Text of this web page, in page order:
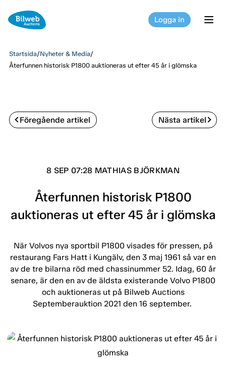
Logga in
Startsida/Nyheter & Media/
Återfunnen historisk P1800 auktioneras ut efter 45 år i glömska
Föregående artikel Nästa artikel
8 SEP 07:28 MATHIAS BJÖRKMAN
Återfunnen historisk P1800
auktioneras ut efter 45 år i glömska
När Volvos nya sportbil P1800 visades för pressen, på
restaurang Fars Hatt i Kungälv, den 3 maj 1961 så var en
av de tre bilarna röd med chassinummer 52. Idag, 60 år
senare, är den en av de äldsta existerande Volvo P1800
och auktioneras ut på Bilweb Auctions
Septemberauktion 2021 den 16 september.